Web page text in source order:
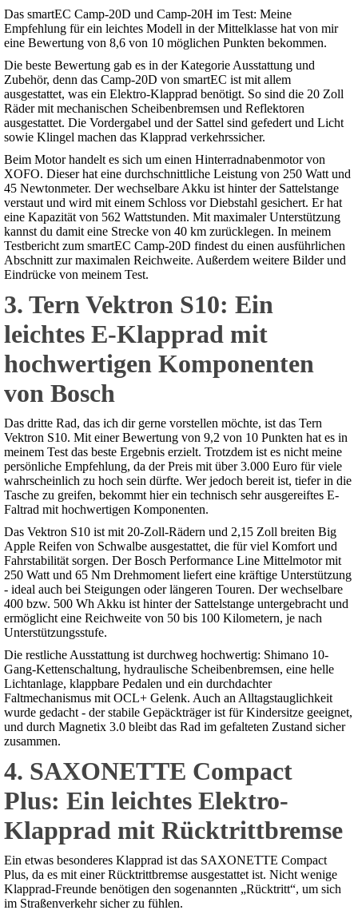
Das smartEC Camp-20D und Camp-20H im Test: Meine
Empfehlung für ein leichtes Modell in der Mittelklasse hat von mir
eine Bewertung von 8,6 von 10 möglichen Punkten bekommen.
Die beste Bewertung gab es in der Kategorie Ausstattung und
Zubehör, denn das Camp-20D von smartEC ist mit allem
ausgestattet, was ein Elektro-Klapprad benötigt. So sind die 20 Zoll
Räder mit mechanischen Scheibenbremsen und Reflektoren
ausgestattet. Die Vordergabel und der Sattel sind gefedert und Licht
sowie Klingel machen das Klapprad verkehrssicher.
Beim Motor handelt es sich um einen Hinterradnabenmotor von
XOFO. Dieser hat eine durchschnittliche Leistung von 250 Watt und
45 Newtonmeter. Der wechselbare Akku ist hinter der Sattelstange
verstaut und wird mit einem Schloss vor Diebstahl gesichert. Er hat
eine Kapazität von 562 Wattstunden. Mit maximaler Unterstützung
kannst du damit eine Strecke von 40 km zurücklegen. In meinem
Testbericht zum smartEC Camp-20D findest du einen ausführlichen
Abschnitt zur maximalen Reichweite. Außerdem weitere Bilder und
Eindrücke von meinem Test.
3. Tern Vektron S10: Ein
leichtes E-Klapprad mit
hochwertigen Komponenten
von Bosch
Das dritte Rad, das ich dir gerne vorstellen möchte, ist das Tern
Vektron S10. Mit einer Bewertung von 9,2 von 10 Punkten hat es in
meinem Test das beste Ergebnis erzielt. Trotzdem ist es nicht meine
persönliche Empfehlung, da der Preis mit über 3.000 Euro für viele
wahrscheinlich zu hoch sein dürfte. Wer jedoch bereit ist, tiefer in die
Tasche zu greifen, bekommt hier ein technisch sehr ausgereiftes E-
Faltrad mit hochwertigen Komponenten.
Das Vektron S10 ist mit 20-Zoll-Rädern und 2,15 Zoll breiten Big
Apple Reifen von Schwalbe ausgestattet, die für viel Komfort und
Fahrstabilität sorgen. Der Bosch Performance Line Mittelmotor mit
250 Watt und 65 Nm Drehmoment liefert eine kräftige Unterstützung
- ideal auch bei Steigungen oder längeren Touren. Der wechselbare
400 bzw. 500 Wh Akku ist hinter der Sattelstange untergebracht und
ermöglicht eine Reichweite von 50 bis 100 Kilometern, je nach
Unterstützungsstufe.
Die restliche Ausstattung ist durchweg hochwertig: Shimano 10-
Gang-Kettenschaltung, hydraulische Scheibenbremsen, eine helle
Lichtanlage, klappbare Pedalen und ein durchdachter
Faltmechanismus mit OCL+ Gelenk. Auch an Alltagstauglichkeit
wurde gedacht - der stabile Gepäckträger ist für Kindersitze geeignet,
und durch Magnetix 3.0 bleibt das Rad im gefalteten Zustand sicher
zusammen.
4. SAXONETTE Compact
Plus: Ein leichtes Elektro-
Klapprad mit Rücktrittbremse
Ein etwas besonderes Klapprad ist das SAXONETTE Compact
Plus, da es mit einer Rücktrittbremse ausgestattet ist. Nicht wenige
Klapprad-Freunde benötigen den sogenannten „Rücktritt“, um sich
im Straßenverkehr sicher zu fühlen.